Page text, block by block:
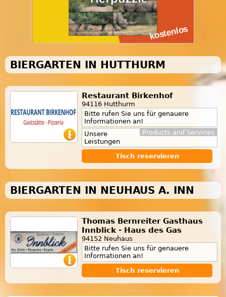
BIERGARTEN IN HUTTHURM
Restaurant Birkenhof
94116 Hutthurm
Bitte rufen Sie uns für genauere
Informationen an!
Products and Services
Unsere
Leistungen
Tisch reservieren
BIERGARTEN IN NEUHAUS A. INN
Thomas Bernreiter Gasthaus
Innblick - Haus des Gas
94152 Neuhaus
Bitte rufen Sie uns für genauere
Informationen an!
Tisch reservieren